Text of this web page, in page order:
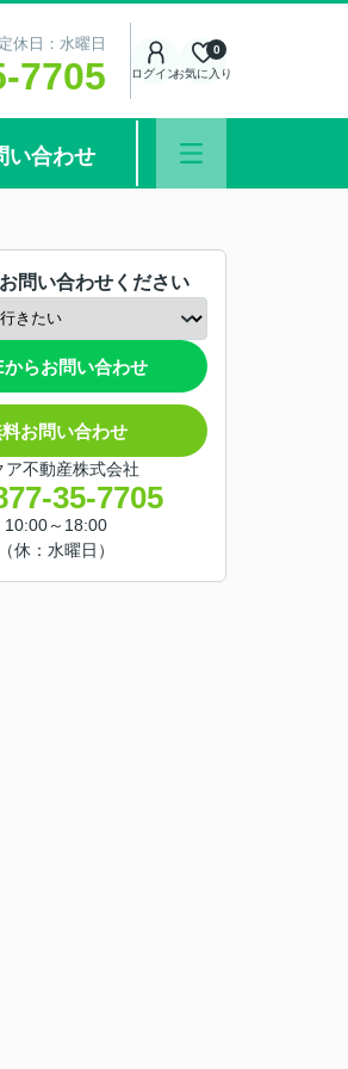
休日：水曜日
7705 ログインお気に入り
0
い合わせ
問い合わせください
からお問い合わせ
お問い合わせ
ア不動産株式会社
35-7705
10:00～18:00
（休：水曜日）